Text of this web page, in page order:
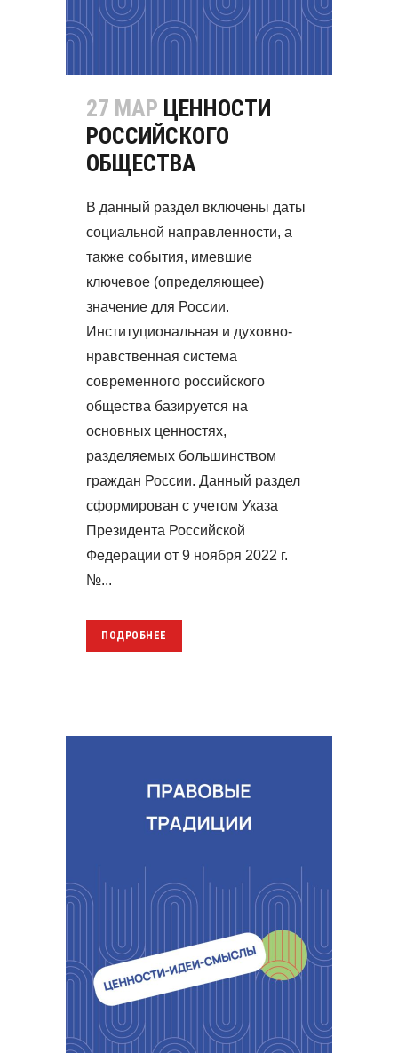
27 МАР ЦЕННОСТИ
РОССИЙСКОГО
ОБЩЕСТВА
В данный раздел включены даты
социальной направленности, а
также события, имевшие
ключевое (определяющее)
значение для России.
Институциональная и духовно-
нравственная система
современного российского
общества базируется на
основных ценностях,
разделяемых большинством
граждан России. Данный раздел
сформирован с учетом Указа
Президента Российской
Федерации от 9 ноября 2022 г.
№...
ПОДРОБНЕЕ